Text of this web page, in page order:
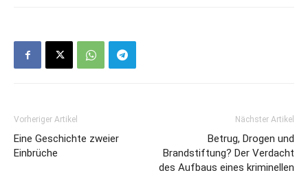
Vorheriger Artikel
Eine Geschichte zweier
Einbrüche
Nächster Artikel
Betrug, Drogen und
Brandstiftung? Der Verdacht
des Aufbaus eines kriminellen